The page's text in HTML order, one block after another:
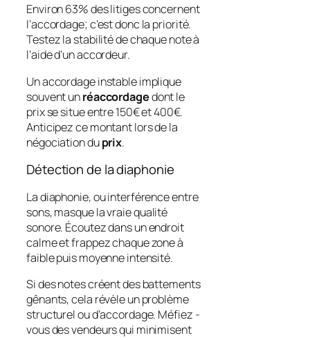
Environ 63% des litiges concernent
l’accordage; c’est donc la priorité.
Testez la stabilité de chaque note à
l’aide d’un accordeur.
Un accordage instable implique
souvent unréaccordagedont le
prix se situe entre 150€ et 400€.
Anticipez ce montant lors de la
négociation duprix.
Détection de la diaphonie
La diaphonie, ou interférence entre
sons, masque la vraiequalité
sonore. Écoutez dans un endroit
calme et frappez chaque zone à
faible puis moyenne intensité.
Si des notes créent des battements
gênants, cela révèle un problème
structurel ou d’accordage. Méfiez -
vous des vendeurs qui minimisent